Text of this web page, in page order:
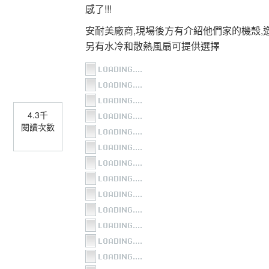
4.3千
閱讀次數
感了!!!
安耐美廠商,現場後方有介紹他們家的機殼,
另有水冷和散熱風扇可提供選擇